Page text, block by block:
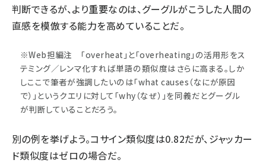
判断できるが、より重要なのは、グーグルがこうした人間の
直感を模倣する能力を高めていることだ。
※Web担編注 「overheat」と「overheating」の活用形をス
テミング／レンマ化すれば単語の類似度はさらに高まる。しか
しここで筆者が強調したいのは「what causes（なにが原因
で）」というクエリに対して「why（なぜ）」を同義だとグーグル
が判断していることだろう。
別の例を挙げよう。コサイン類似度は0.82だが、ジャッカー
ド類似度はゼロの場合だ。